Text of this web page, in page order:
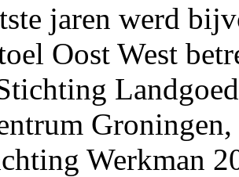
jaren werd
Oost West
Werkman